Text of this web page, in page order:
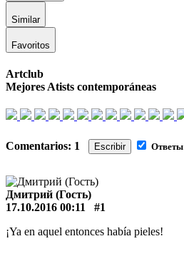
Similar
Favoritos
Artclub
Mejores Atists contemporáneas
Comentarios: 1 Escribir Ответы
Дмитрий (Гость)
17.10.2016 00:11
#1
¡Ya en aquel entonces había pieles!